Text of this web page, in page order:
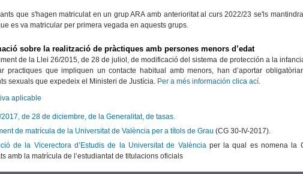
que s'hagen matriculat en un grup ARA amb anterioritat al curs 2022/23 se'ls
es va matricular per primera vegada en aquests grups.
sobre la realització de pràctiques amb persones menors d’edat
de la Llei 26/2015, de 28 de juliol, de modificació del sistema de protección a la
practiques que impliquen un contacte habitual amb menors, han d’aportar
sexuals que expedeix el Ministeri de Justícia. Per a més información clica ací.
aplicable
2017, de 28 de diciembre, de la Generalitat, de tasas.
de matrícula de la Universitat de València per a títols de Grau (CG 30-IV-2017).
de la Vicerectora d’Estudis de la Universitat de Valènciaper la qual es nomena la
amb la matrícula de l’estudiantat de titulacions oficials